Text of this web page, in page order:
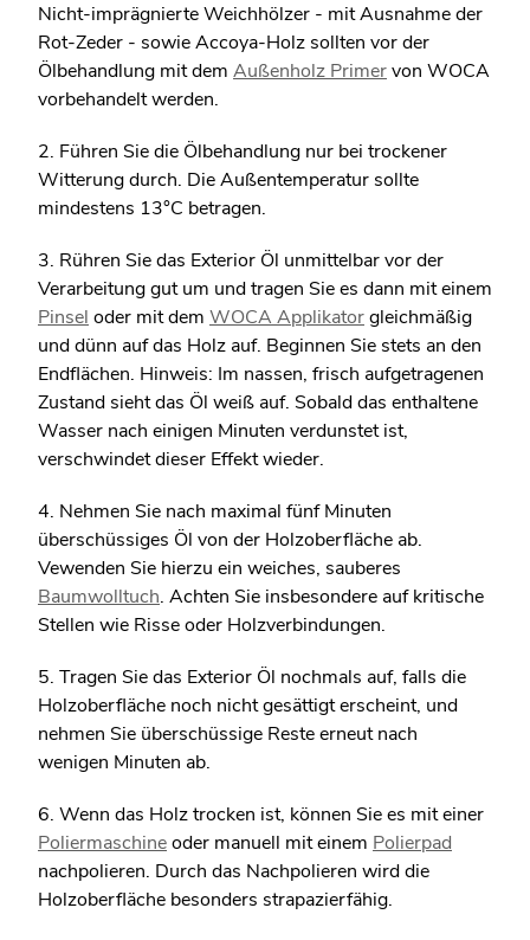
Nicht-imprägnierte Weichhölzer - mit Ausnahme der
Rot-Zeder - sowie Accoya-Holz sollten vor der
Ölbehandlung mit dem Außenholz Primervon WOCA
vorbehandelt werden.
2. Führen Sie die Ölbehandlung nur bei trockener
Witterung durch. Die Außentemperatur sollte
mindestens 13°C betragen.
3. Rühren Sie das Exterior Öl unmittelbar vor der
Verarbeitung gut um und tragen Sie es dann mit einem
Pinsel oder mit dem WOCA Applikatorgleichmäßig
und dünn auf das Holz auf. Beginnen Sie stets an den
Endflächen. Hinweis: Im nassen, frisch aufgetragenen
Zustand sieht das Öl weiß auf. Sobald das enthaltene
Wasser nach einigen Minuten verdunstet ist,
verschwindet dieser Effekt wieder.
4. Nehmen Sie nach maximal fünf Minuten
überschüssiges Öl von der Holzoberfläche ab.
Vewenden Sie hierzu ein weiches, sauberes
Baumwolltuch. Achten Sie insbesondere auf kritische
Stellen wie Risse oder Holzverbindungen.
5. Tragen Sie das Exterior Öl nochmals auf, falls die
Holzoberfläche noch nicht gesättigt erscheint, und
nehmen Sie überschüssige Reste erneut nach
wenigen Minuten ab.
6. Wenn das Holz trocken ist, können Sie es mit einer
Poliermaschineoder manuell mit einem Polierpad
nachpolieren. Durch das Nachpolieren wird die
Holzoberfläche besonders strapazierfähig.